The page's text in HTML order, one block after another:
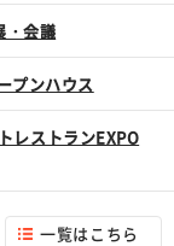
・会議
プンハウス
ストランEXPO
一覧はこちら